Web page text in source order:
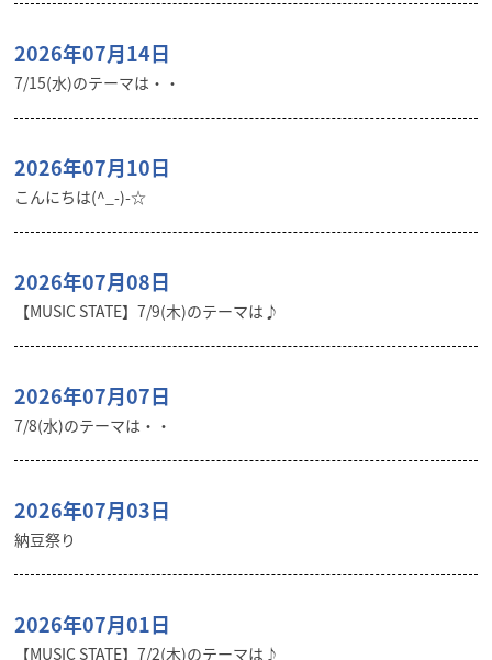
2026年07月14日
7/15(水)のテーマは・・
2026年07月10日
こんにちは(^_-)-☆
2026年07月08日
【MUSIC STATE】7/9(木)のテーマは♪
2026年07月07日
7/8(水)のテーマは・・
2026年07月03日
納豆祭り
2026年07月01日
【MUSIC STATE】7/2(木)のテーマは♪